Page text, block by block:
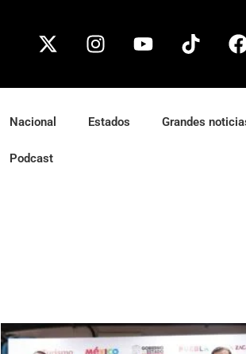
Nacional Estados Grandes
Podcast